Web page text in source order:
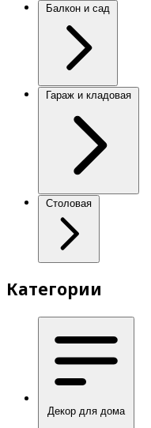
Балкон и сад
Гараж и кладовая
Столовая
Категории
Декор для дома